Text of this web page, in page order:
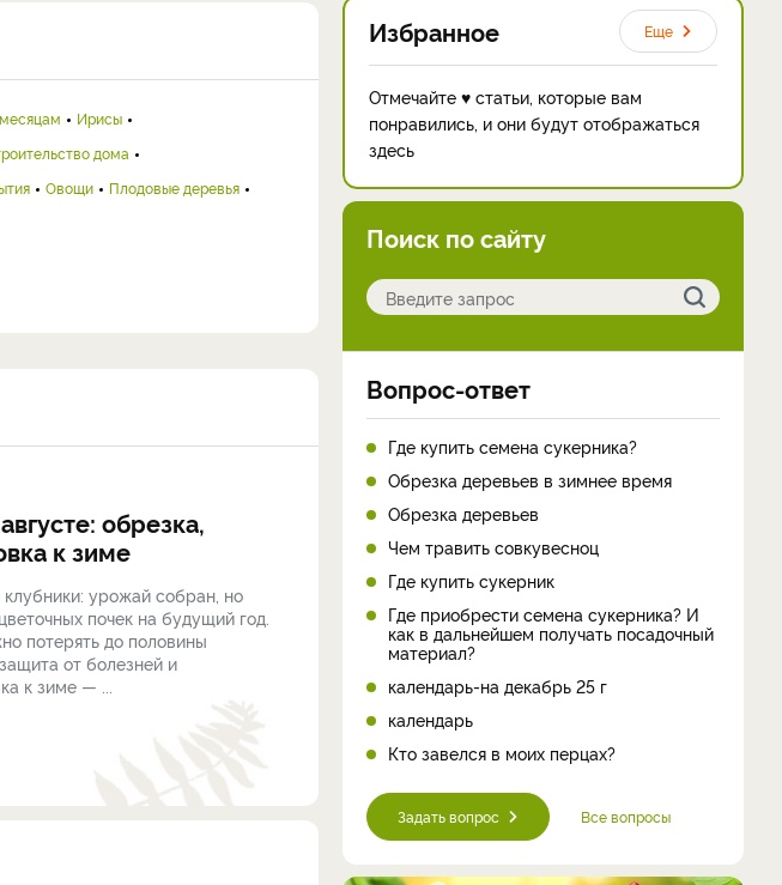
Ирисы
дома
Овощи
Плодовые деревья
обрезка,
к зиме
урожай собран, но
почек на будущий год.
потерять до половины
от болезней и
к зиме — ...
Избранное Еще
Отмечайте ♥ статьи, которые вам
понравились, и они будут отображаться
здесь
Поиск по сайту
Вопрос-ответ
Где купить семена сукерника?
Обрезка деревьев в зимнее время
Обрезка деревьев
Чем травить совкувесноц
Где купить сукерник
Где приобрести семена сукерника? И
как в дальнейшем получать посадочный
материал?
календарь-на декабрь 25 г
календарь
Кто завелся в моих перцах?
Задать вопрос Все вопросы